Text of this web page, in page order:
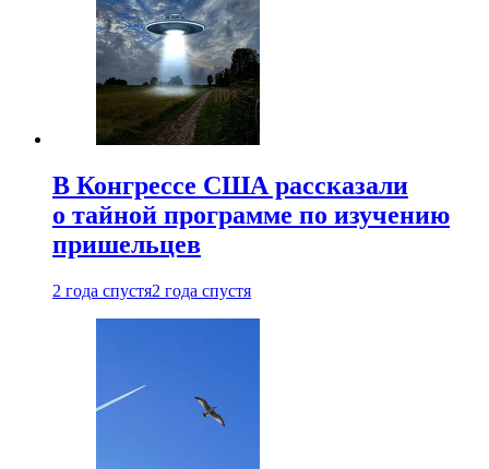
В Конгрессе США рассказали
о тайной программе по изучению
пришельцев
2 года спустя2 года спустя